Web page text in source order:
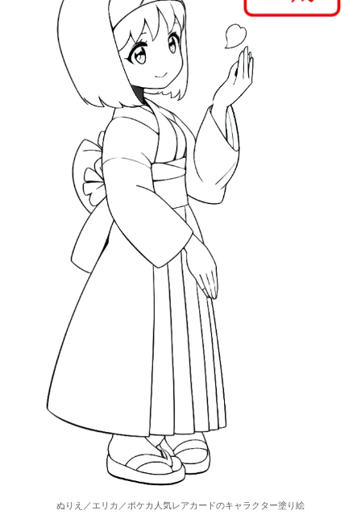
ぬりえ／エリカ／ポケカ人気レアカードのキャラクター塗り絵